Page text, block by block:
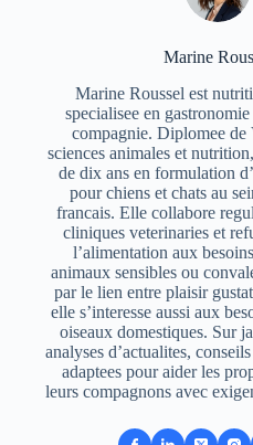
Marine
Marine Roussel est
specialisee en
compagnie. Diplomee de
sciences animales et
de dix ans en formulation
pour chiens et chats au
francais. Elle collabore
cliniques veterinaries et
l’alimentation aux
animaux sensibles ou
par le lien entre plaisir
elle s’interesse aussi aux
oiseaux domestiques. Sur
analyses d’actualites,
adaptees pour aider les
leurs compagnons avec